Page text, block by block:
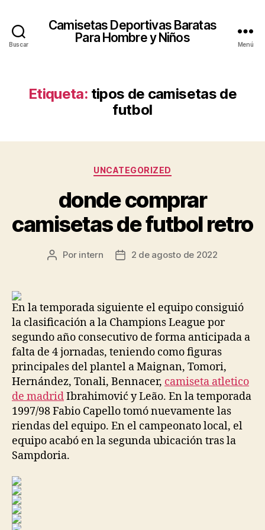
Buscar
Camisetas Deportivas Baratas
Para Hombre y Niños
Menú
Etiqueta: tipos de camisetas de
futbol
Categorías
UNCATEGORIZED
donde comprar
camisetas de futbol retro
Autor
Por intern
Fecha2 de agosto de 2022
En la temporada siguiente el equipo consiguió
la clasificación a la Champions League por
segundo año consecutivo de forma anticipada a
falta de 4 jornadas, teniendo como figuras
principales del plantel a Maignan, Tomori,
Hernández, Tonali, Bennacer, camiseta atletico
de madridIbrahimović y Leão. En la temporada
1997/98 Fabio Capello tomó nuevamente las
riendas del equipo. En el campeonato local, el
equipo acabó en la segunda ubicación tras la
Sampdoria.